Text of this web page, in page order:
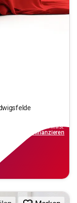
inkl.MwSt.
finanzieren